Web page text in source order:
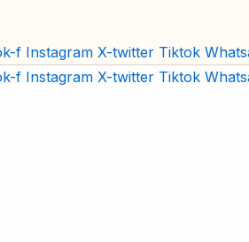
f Instagram X-twitter Tiktok
f Instagram X-twitter Tiktok